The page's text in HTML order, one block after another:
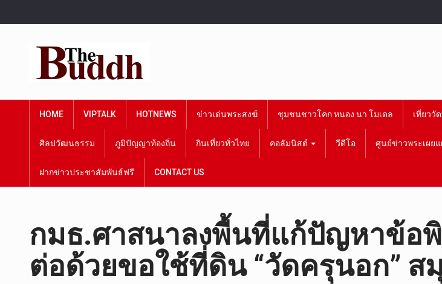
HOME VIPTALK HOTNEWS ข่าวเด่นพระสงฆ์ ชุมชนชาวโคก หนอง นา โมเดล เที่ยววั
ศิลปวัฒนธรรม ภูมิปัญญาท้องถิ่น กินเที่ยวทั่วไทย คอลัมนิสต์ วีดีโอ ศูนย์ข่าวพระเผย
ฝากข่าวประชาสัมพันธ์ฟรี CONTACT US
กมธ.ศาสนาลงพื้นที่แก้ปัญหาข้อพิ
ต่อด้วยขอใช้ที่ดิน “วัดครุนอก” ส